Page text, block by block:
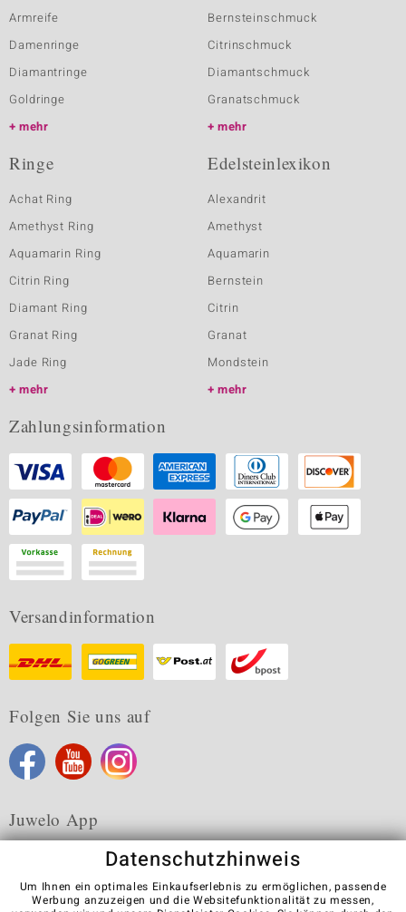
Armreife
Damenringe
Diamantringe
Goldringe
mehr
Bernsteinschmuck
Citrinschmuck
Diamantschmuck
Granatschmuck
mehr
Ringe
Achat Ring
Amethyst Ring
Aquamarin Ring
Citrin Ring
Diamant Ring
Granat Ring
Jade Ring
mehr
Edelsteinlexikon
Alexandrit
Amethyst
Aquamarin
Bernstein
Citrin
Granat
Mondstein
mehr
Zahlungsinformation
Versandinformation
Folgen Sie uns auf
Juwelo App
Datenschutzhinweis
Um Ihnen ein optimales Einkaufserlebnis zu ermöglichen, passende
Werbung anzuzeigen und die Websitefunktionalität zu messen,